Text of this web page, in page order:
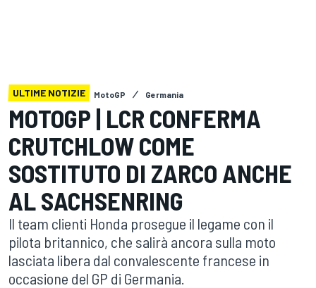
ULTIME NOTIZIE MotoGP Germania
MOTOGP | LCR CONFERMA
CRUTCHLOW COME
SOSTITUTO DI ZARCO ANCHE
AL SACHSENRING
Il team clienti Honda prosegue il legame con il
pilota britannico, che salirà ancora sulla moto
lasciata libera dal convalescente francese in
occasione del GP di Germania.